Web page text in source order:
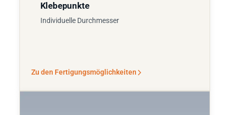
Klebepunkte
Individuelle Durchmesser
Zu den Fertigungsmöglichkeiten